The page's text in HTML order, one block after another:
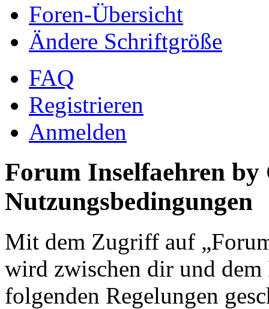
Foren-Übersicht
Ändere Schriftgröße
FAQ
Registrieren
Anmelden
Forum Inselfaehren by
Nutzungsbedingungen
Mit dem Zugriff auf
wird zwischen dir und
folgenden Regelungen